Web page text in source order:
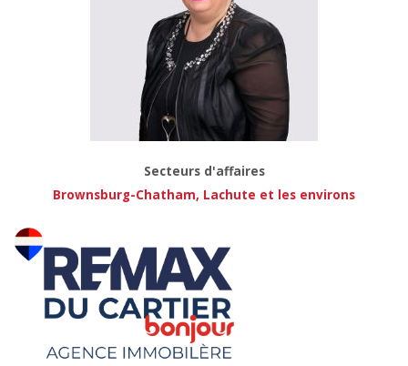
Secteurs d'affaires
Brownsburg-Chatham, Lachute et les environs